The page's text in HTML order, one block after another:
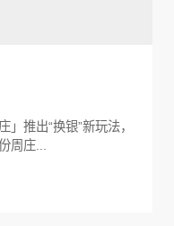
推出“换银”新玩法，
周庄...